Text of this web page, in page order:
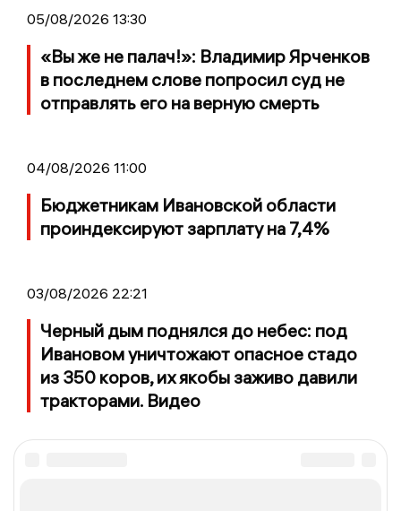
05/08/2026 13:30
«Вы же не палач!»: Владимир Ярченков
в последнем слове попросил суд не
отправлять его на верную смерть
04/08/2026 11:00
Бюджетникам Ивановской области
проиндексируют зарплату на 7,4%
03/08/2026 22:21
Черный дым поднялся до небес: под
Ивановом уничтожают опасное стадо
из 350 коров, их якобы заживо давили
тракторами. Видео